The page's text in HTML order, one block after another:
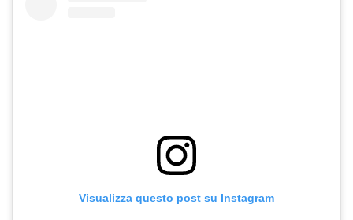
Visualizza questo post su Instagram